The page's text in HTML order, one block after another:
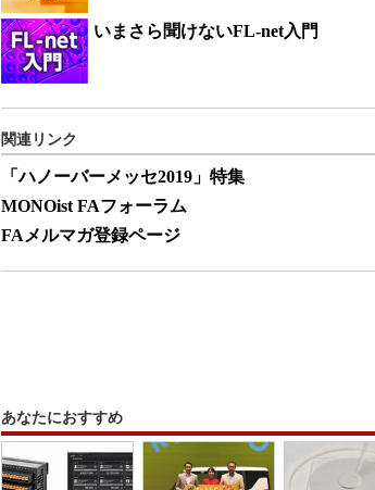
いまさら聞けないFL-net入門
関連リンク
「ハノーバーメッセ2019」特集
MONOist FAフォーラム
FAメルマガ登録ページ
あなたにおすすめ